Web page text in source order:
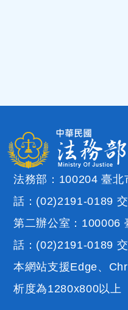
法務部：100204 臺
話：(02)2191-0189
第二辦公室：100006
話：(02)2191-0189
本網站支援Edge、
析度為1280x800以上